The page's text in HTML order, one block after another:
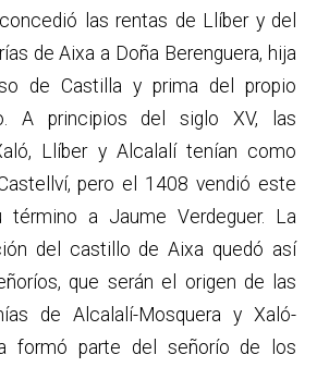
las rentas de Llíber y del
de Aixa a Doña Berenguera, hija
de Castilla y prima del propio
A principios del siglo XV, las
Llíber y Alcalalí tenían como
pero el 1408 vendió este
a Jaume Verdeguer. La
del castillo de Aixa quedó así
que serán el origen de las
de Alcalalí-Mosquera y Xaló-
formó parte del señorío de los